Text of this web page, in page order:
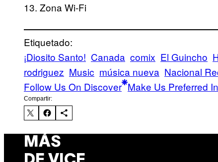
13. Zona Wi-Fi
Etiquetado:
¡Diosito Santo! Canada comix El Guincho
rodriguez Music música nueva Nacional
Follow Us On Discover Make Us Preferred
Compartir:
MÁS